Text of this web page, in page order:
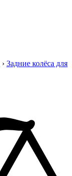
› Задние колёса для